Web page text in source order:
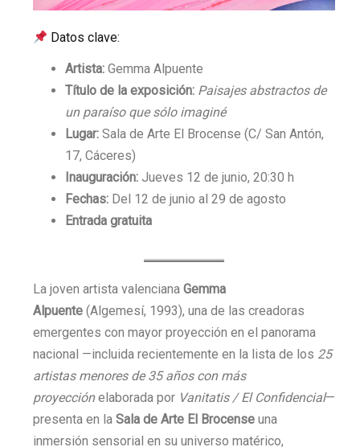
Datos clave:
Artista: Gemma Alpuente
Título de la exposición: Paisajes abstractos de
un paraíso que sólo imaginé
Lugar: Sala de Arte El Brocense (C/ San Antón,
17, Cáceres)
Inauguración: Jueves 12 de junio, 20:30 h
Fechas: Del 12 de junio al 29 de agosto
Entrada gratuita
La joven artista valenciana Gemma
Alpuente (Algemesí, 1993), una de las creadoras
emergentes con mayor proyección en el panorama
nacional —incluida recientemente en la lista de los 25
artistas menores de 35 años con más
proyecciónelaborada por Vanitatis / El Confidencial—
presenta en la Sala de Arte El Brocense una
inmersión sensorial en su universo matérico,